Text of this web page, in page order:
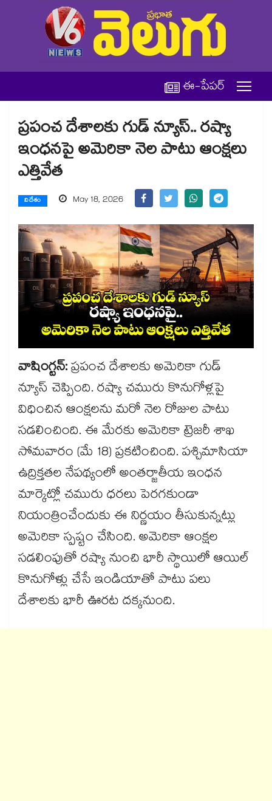
ఈ-పేపర్
ప్రపంచ దేశాలకు గుడ్ న్యూస్.. రష్యా
ఇంధనపై అమెరికా నెల పాటు ఆంక్షలు
ఎత్తివేత
విదేశం May 18, 2026
వాషింగ్టన్:ప్రపంచ దేశాలకు అమెరికా గుడ్
న్యూస్ చెప్పింది. రష్యా చమురు కొనుగోళ్లపై
విధించిన ఆంక్షలను మరో నెల రోజుల పాటు
సడలించింది. ఈ మేరకు అమెరికా ట్రెజరీ శాఖ
సోమవారం (మే 18) ప్రకటించింది. పశ్చిమాసియా
ఉద్రిక్తతల నేపథ్యంలో అంతర్జాతీయ ఇంధన
మార్కెట్లో చమురు ధరలు పెరగకుండా
నియంత్రించేందుకు ఈ నిర్ణయం తీసుకున్నట్లు
అమెరికా స్పష్టం చేసింది. అమెరికా ఆంక్షల
సడలింపుతో రష్యా నుంచి భారీ స్థాయిలో ఆయిల్
కొనుగోళ్లు చేసే ఇండియాతో పాటు పలు
దేశాలకు భారీ ఊరట దక్కనుంది.